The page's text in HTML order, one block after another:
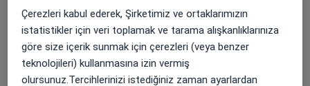
Uzm. Dr. Eser Çakıroğlu
Ozon terapi, Sertifikalı medikal estetik, Mezoterapi
13 görüş
Çerezleri kabul ederek, Şirketimiz ve ortaklarımızın
istatistikler için veri toplamak ve tarama alışkanlıklarınıza
göre size içerik sunmak için çerezleri (veya benzer
teknolojileri) kullanmasına izin vermiş
olursunuz.Tercihlerinizi istediğiniz zaman ayarlardan